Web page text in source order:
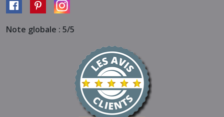
Note globale : 5/5